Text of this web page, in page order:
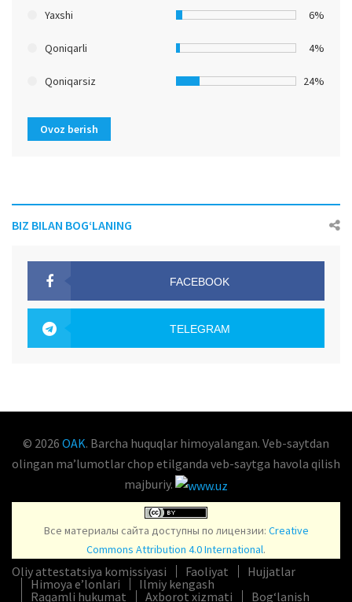
Yaxshi 6%
Qoniqarli 4%
Qoniqarsiz 24%
Ovoz berish
BIZ BILAN BOG‘LANING
FACEBOOK
TELEGRAM
© 2026 OAK. Barcha huquqlar himoyalangan. Veb-saytdan
olingan maʼlumotlar chop etilganda veb-saytga havola qilish
majburiy.
Все материалы сайта доступны по лицензии: Creative
Commons Attribution 4.0 International.
Oliy attestatsiya komissiyasi Faoliyat
Hujjatlar
Himoya e’lonlari
Ilmiy kengash
Raqamli hukumat
Axborot xizmati Bog‘lanish